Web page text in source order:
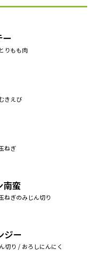
りもも肉
きえび
ねぎ
南蛮
ねぎのみじん切り
ジー
切り / おろしにんにく